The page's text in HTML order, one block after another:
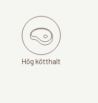
Hög kötthalt